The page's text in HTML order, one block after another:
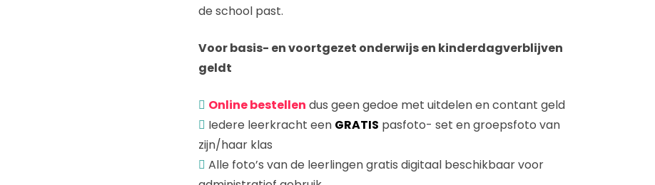
de school past.
Voor basis- en voortgezet onderwijs en kinderdagverblijven
geldt
Online bestellen dus geen gedoe met uitdelen en contant geld
Iedere leerkracht een GRATIS pasfoto- set en groepsfoto van
zijn/haar klas
Alle foto’s van de leerlingen gratis digitaal beschikbaar voor